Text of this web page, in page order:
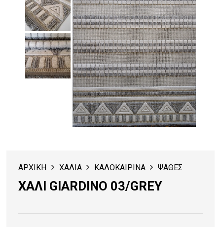
ΑΡΧΙΚΗ ΧΑΛΙΑ ΚΑΛΟΚΑΙΡΙΝΑ ΨΑΘΕΣ
ΧΑΛΙ GIARDINO 03/GREY